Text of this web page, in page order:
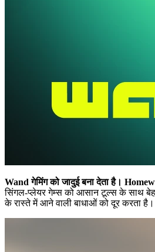
Wand गेमिंग को जादुई बना देता है।
सिंगल-प्लेयर गेम्स को आसान टूल्स के साथ
के रास्ते में आने वाली बाधाओं को दूर करता है।